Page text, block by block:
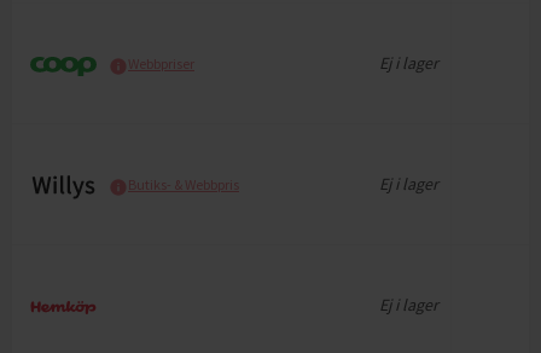
Webbpriser Ej i lager
Butiks- & Webbpris Ej i lager
Ej i lager